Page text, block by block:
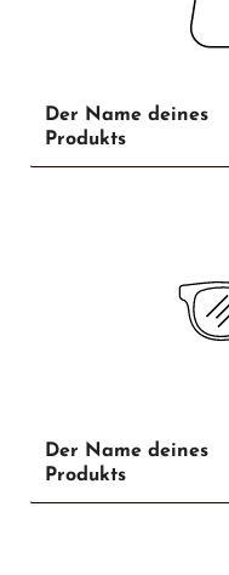
Der Name deines
Produkts
Der Name deines
Produkts